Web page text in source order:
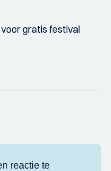
voor gratis festival